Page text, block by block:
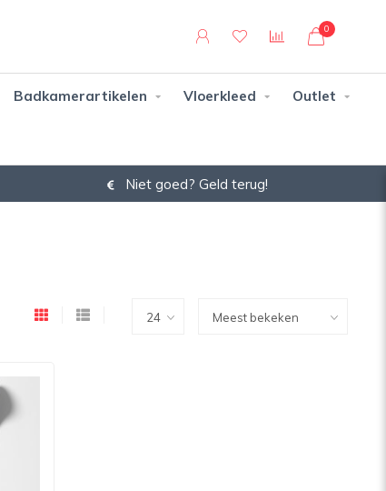
0
Badkamerartikelen Vloerkleed Outlet
Niet goed? Geld terug!